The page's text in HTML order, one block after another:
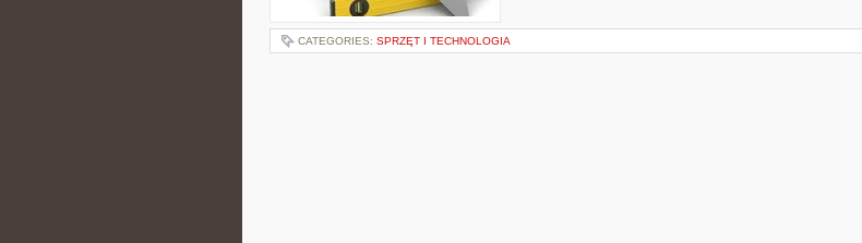
CATEGORIES: SPRZĘT I TECHNOLOGIA